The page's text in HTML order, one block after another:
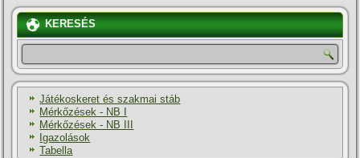
KERESÉS
Játékoskeret és szakmai stáb
Mérkőzések - NB I
Mérkőzések - NB III
Igazolások
Tabella